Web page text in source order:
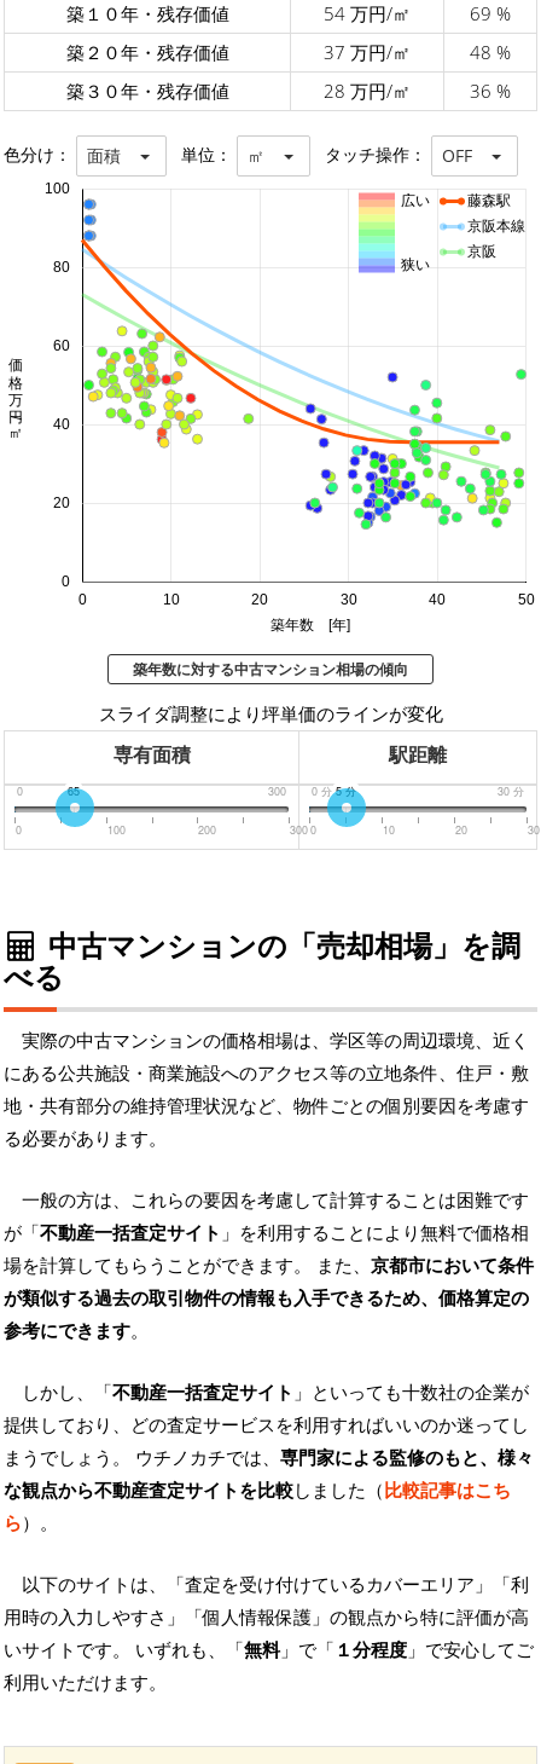
築１０年・残存価値
54 万円/㎡
69 %
築２０年・残存価値
37 万円/㎡
48 %
築３０年・残存価値
28 万円/㎡ 36 %
色分け： 面積 単位： ㎡ タッチ操作： OFF
0 10 20 30 40 50
0
20
40
60
80
100
築年数 [年]
価格 万円/㎡
藤森駅
京阪本線
京阪
広い
狭い
築年数に対する中古マンション相場の傾向
スライダ調整により坪単価のラインが変化
専有面積 駅距離
0 300
65
0 100 200 300
0 分 30 分
5分
0 10 20 30
中古マンションの「売却相場」を調
べる
実際の中古マンションの価格相場は、学区等の周辺環境、近く
にある公共施設・商業施設へのアクセス等の立地条件、住戸・敷
地・共有部分の維持管理状況など、物件ごとの個別要因を考慮す
る必要があります。
一般の方は、これらの要因を考慮して計算することは困難です
が「不動産一括査定サイト 」を利用することにより無料で価格相
場を計算してもらうことができます。 また、 京都市において条件
が類似する過去の取引物件の情報も入手できるため、価格算定の
参考にできます。
しかし、「不動産一括査定サイト 」といっても十数社の企業が
提供しており、どの査定サービスを利用すればいいのか迷ってし
まうでしょう。 ウチノカチでは、 専門家による監修のもと、様々
な観点から不動産査定サイトを比較しました（比較記事はこち
ら）。
以下のサイトは、「査定を受け付けているカバーエリア」「利
用時の入力しやすさ」「個人情報保護」の観点から特に評価が高
いサイトです。 いずれも、「無料」で「 １分程度 」で安心してご
利用いただけます。